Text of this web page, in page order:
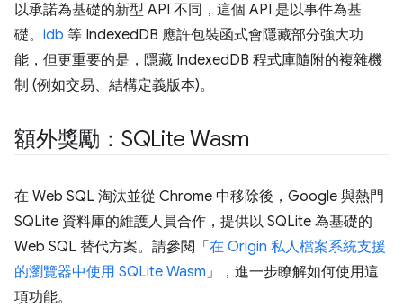
以承諾為基礎的新型 API 不同，這個 API 是以事件為基
礎。 idb 等 IndexedDB 應許包裝函式會隱藏部分強大功
能，但更重要的是，隱藏 IndexedDB 程式庫隨附的複雜機
制 (例如交易、結構定義版本)。
額外獎勵：SQLite Wasm
在 Web SQL 淘汰並從 Chrome 中移除後，Google 與熱門
SQLite 資料庫的維護人員合作，提供以 SQLite 為基礎的
Web SQL 替代方案。請參閱「 在 Origin 私人檔案系統支援
的瀏覽器中使用 SQLite Wasm」，進一步瞭解如何使用這
項功能。